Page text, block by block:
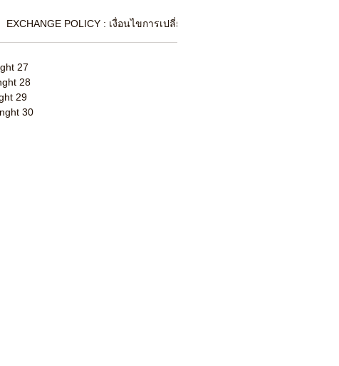
EXCHANGE POLICY : เงื่อนไขการเปลี่ยนสินค้า
27
28
29
30